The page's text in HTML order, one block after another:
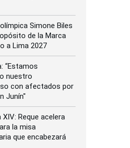
Simone Biles
de la Marca
a Lima 2027
“Estamos
nuestro
con afectados por
Junín"
XIV: Reque acelera
la misa
que encabezará